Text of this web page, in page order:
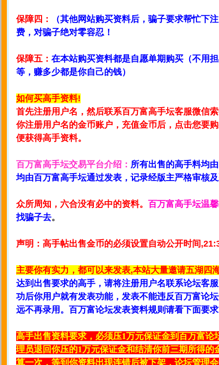
保障四：
（其他网站购买资料后，骗子要求帮忙下
费，对骗子绝对零容忍！
保障五： 在本站购买资料都是自愿单期购买（不用
等，赚多少都是你自己的钱）
如何买高手资料!
首先注册用户名，然后联系百万富高手坛客服微信
你注册用户名的金币账户，充值金币后，点击您要
便获得高手资料。
百万富高手坛交易平台介绍： 所有出售的高手料均
均由百万富高手坛通过发表，记录经版主严格审核
众所周知，六合没有必中的资料。 百万富高手坛温
找骗子去。
声明：高手帖出售金币的必须设置自动公开时间
主要你有实力，都可以来发表,本站大量邀请五湖四
达到出售要求的高手，请将注册用户名联系论坛客
功后你用户就有发表功能，发表不能违反百万富论
远不再录用。百万富论坛发表资料规则请看下面要
高手出售资料要求，必须压1万元保证金到百万富
理员退回你压的1万元保证金和结清你前三期所得
算一次，等到你资料出现连错后被下架，论坛管理